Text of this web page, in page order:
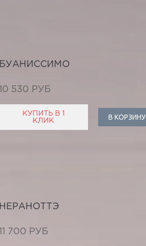
БУАНИССИМО
10 530 РУБ
КУПИТЬ В 1
КЛИК
В КОРЗИНУ
НЕРАНОТТЭ
11 700 РУБ